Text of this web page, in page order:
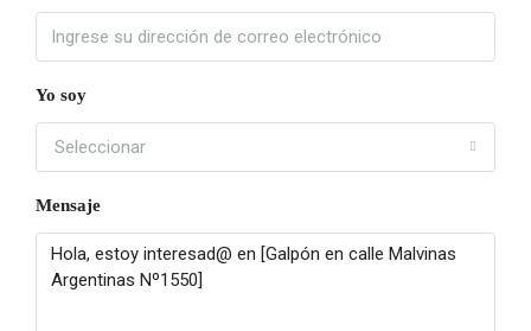
Yo soy
Seleccionar
Mensaje